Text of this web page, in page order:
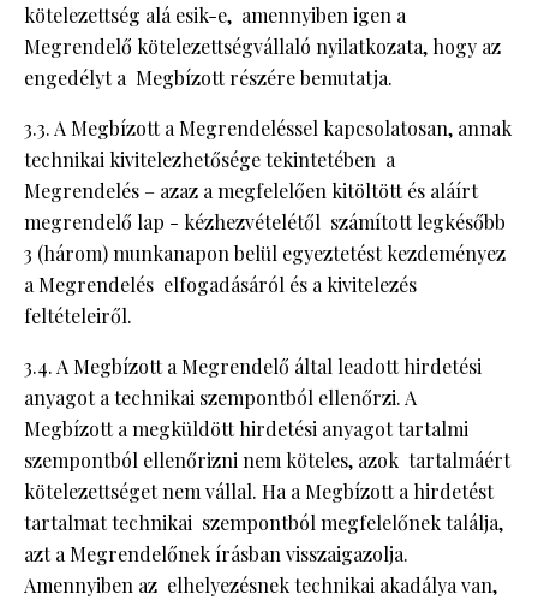
kötelezettség alá esik-e, amennyiben igen a
Megrendelő kötelezettségvállaló nyilatkozata, hogy az
engedélyt a Megbízott részére bemutatja.
3.3. A Megbízott a Megrendeléssel kapcsolatosan, annak
technikai kivitelezhetősége tekintetében a
Megrendelés – azaz a megfelelően kitöltött és aláírt
megrendelő lap - kézhezvételétől számított legkésőbb
3 (három) munkanapon belül egyeztetést kezdeményez
a Megrendelés elfogadásáról és a kivitelezés
feltételeiről.
3.4. A Megbízott a Megrendelő által leadott hirdetési
anyagot a technikai szempontból ellenőrzi. A
Megbízott a megküldött hirdetési anyagot tartalmi
szempontból ellenőrizni nem köteles, azok tartalmáért
kötelezettséget nem vállal. Ha a Megbízott a hirdetést
tartalmat technikai szempontból megfelelőnek találja,
azt a Megrendelőnek írásban visszaigazolja.
Amennyiben az elhelyezésnek technikai akadálya van,